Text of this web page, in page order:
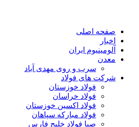
صفحه اصلی
اخبار
آلومینیوم ایران
معدن
سرب و روی مهدی آباد
شرکت های فولاد
فولاد خوزستان
فولاد خراسان
فولاد اکسین خوزستان
فولاد مبارکه سپاهان
صبا فولاد خلیج فارس